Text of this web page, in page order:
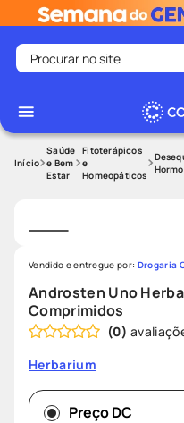
Procurar no site
1
medley
fralda
5º
shampoo
6º
tadalafila
7º
lenço umedecido
8º
sabonete liquido
Saúde
e Bem
Estar
Fitoterápicos
e
Homeopáticos
Androsten Uno
Comprimidos
(0)
Herbarium
Vendido e entregue por: Drogaria
Preço DC